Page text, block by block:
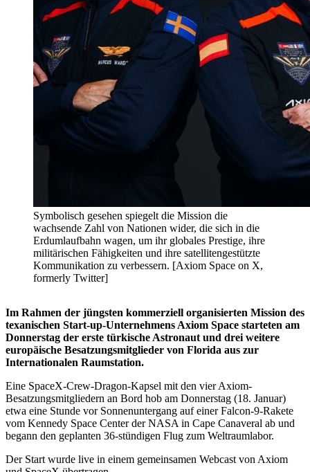
Symbolisch gesehen spiegelt die Mission die
wachsende Zahl von Nationen wider, die sich in die
Erdumlaufbahn wagen, um ihr globales Prestige, ihre
militärischen Fähigkeiten und ihre satellitengestützte
Kommunikation zu verbessern. [Axiom Space on X,
formerly Twitter]
Im Rahmen der jüngsten kommerziell organisierten Mission des
texanischen Start-up-Unternehmens Axiom Space starteten am
Donnerstag der erste türkische Astronaut und drei weitere
europäische Besatzungsmitglieder von Florida aus zur
Internationalen Raumstation.
Eine SpaceX-Crew-Dragon-Kapsel mit den vier Axiom-
Besatzungsmitgliedern an Bord hob am Donnerstag (18. Januar)
etwa eine Stunde vor Sonnenuntergang auf einer Falcon-9-Rakete
vom Kennedy Space Center der NASA in Cape Canaveral ab und
begann den geplanten 36-stündigen Flug zum Weltraumlabor.
Der Start wurde live in einem gemeinsamen Webcast von Axiom